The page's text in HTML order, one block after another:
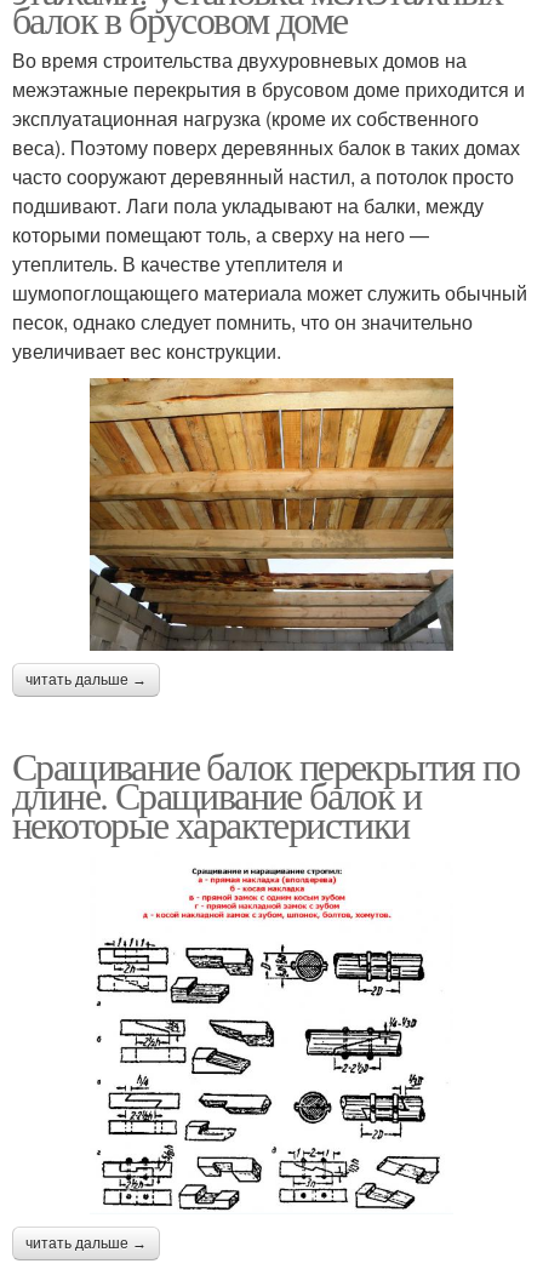
балок в брусовом доме
Во время строительства двухуровневых домов на
межэтажные перекрытия в брусовом доме приходится и
эксплуатационная нагрузка (кроме их собственного
веса). Поэтому поверх деревянных балок в таких домах
часто сооружают деревянный настил, а потолок просто
подшивают. Лаги пола укладывают на балки, между
которыми помещают толь, а сверху на него —
утеплитель. В качестве утеплителя и
шумопоглощающего материала может служить обычный
песок, однако следует помнить, что он значительно
увеличивает вес конструкции.
читать дальше →
Сращивание балок перекрытия по
длине. Сращивание балок и
некоторые характеристики
читать дальше →